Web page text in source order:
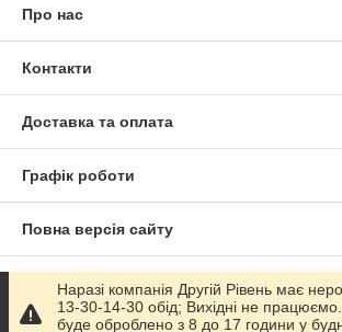
Про нас
Контакти
Доставка та оплата
Графік роботи
Повна версія сайту
Сайт створено на маркетплейсі Prom.ua
Наразі компанія Другій Рівень має
13-30-14-30 обід; Вихідні не
буде оброблено з 8 до 17 години у